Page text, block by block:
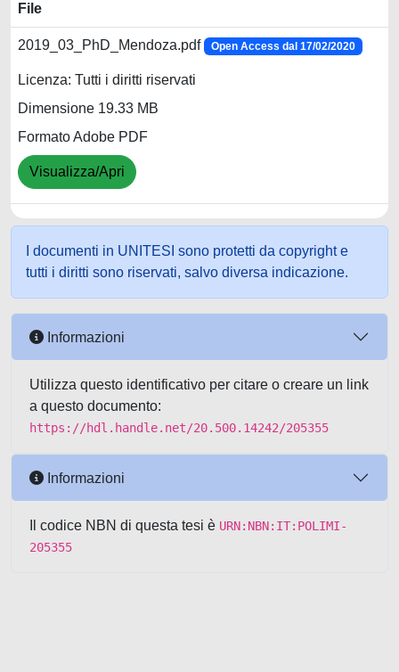
File
2019_03_PhD_Mendoza.pdf Open Access dal 17/02/2020
Licenza: Tutti i diritti riservati
Dimensione 19.33 MB
Formato Adobe PDF
Visualizza/Apri
I documenti in UNITESI sono protetti da copyright e
tutti i diritti sono riservati, salvo diversa indicazione.
Informazioni
Utilizza questo identificativo per citare o creare un link
a questo documento:
https://hdl.handle.net/20.500.14242/205355
Informazioni
Il codice NBN di questa tesi è URN:NBN:IT:POLIMI-
205355